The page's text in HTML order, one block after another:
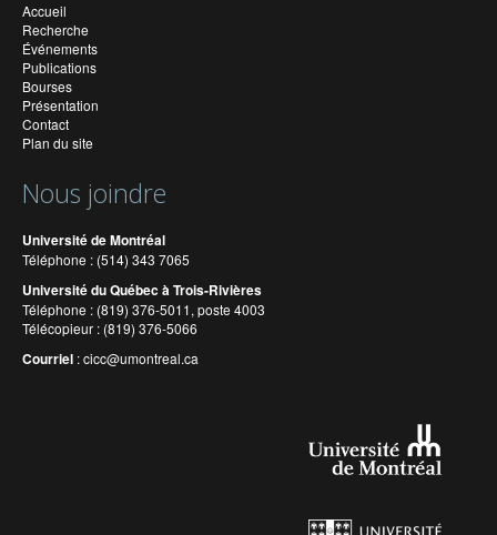
Accueil
Recherche
Événements
Publications
Bourses
Présentation
Contact
Plan du site
Nous joindre
Université de Montréal
Téléphone : (514) 343 7065
Université du Québec à Trois-Rivières
Téléphone : (819) 376-5011, poste 4003
Télécopieur : (819) 376-5066
Courriel :cicc@umontreal.ca